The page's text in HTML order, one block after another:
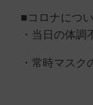
■コロナにつ
・当日の体
・常時マスク